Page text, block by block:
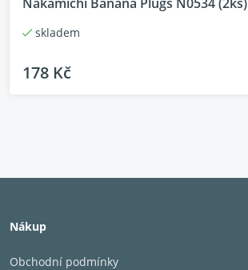
skladem
178 Kč
Nákup
Obchodní podmínky